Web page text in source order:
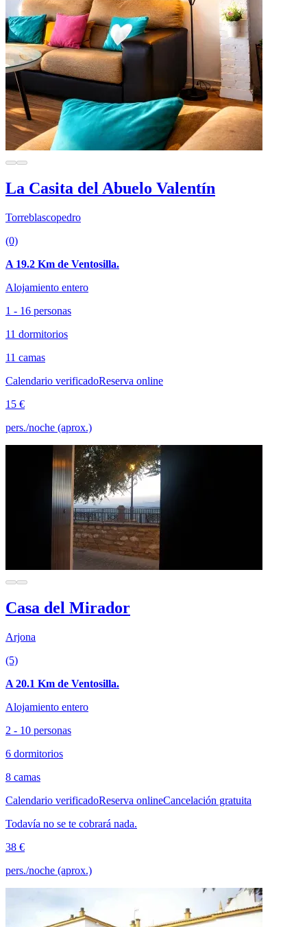
La Casita del Abuelo Valentín
Torreblascopedro
(0)
A 19.2 Km de Ventosilla.
Alojamiento entero
1 - 16 personas
11 dormitorios
11 camas
Calendario verificadoReserva online
15 €
pers./noche (aprox.)
Casa del Mirador
Arjona
(5)
A 20.1 Km de Ventosilla.
Alojamiento entero
2 - 10 personas
6 dormitorios
8 camas
Calendario verificadoReserva onlineCancelación gratuita
Todavía no se te cobrará nada.
38 €
pers./noche (aprox.)